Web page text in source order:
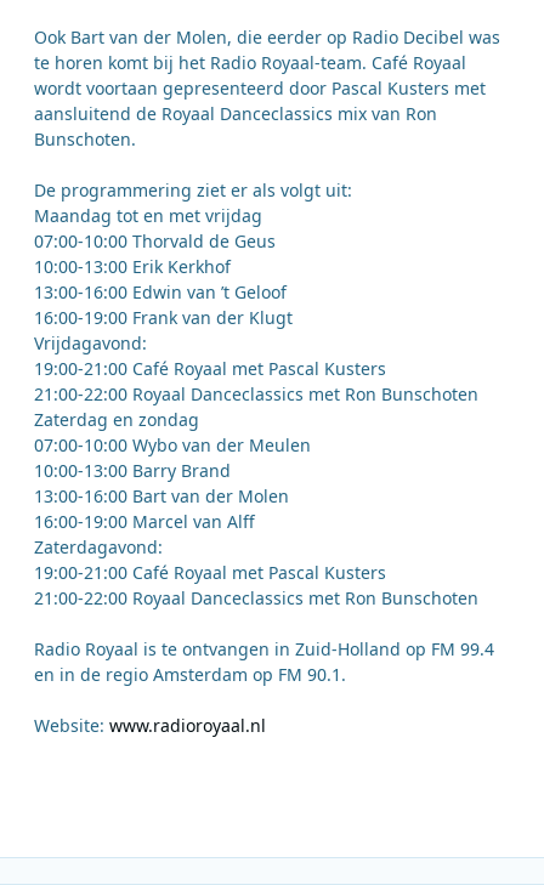
Ook Bart van der Molen, die eerder op Radio Decibel was
te horen komt bij het Radio Royaal-team. Café Royaal
wordt voortaan gepresenteerd door Pascal Kusters met
aansluitend de Royaal Danceclassics mix van Ron
Bunschoten.
De programmering ziet er als volgt uit:
Maandag tot en met vrijdag
07:00-10:00 Thorvald de Geus
10:00-13:00 Erik Kerkhof
13:00-16:00 Edwin van ’t Geloof
16:00-19:00 Frank van der Klugt
Vrijdagavond:
19:00-21:00 Café Royaal met Pascal Kusters
21:00-22:00 Royaal Danceclassics met Ron Bunschoten
Zaterdag en zondag
07:00-10:00 Wybo van der Meulen
10:00-13:00 Barry Brand
13:00-16:00 Bart van der Molen
16:00-19:00 Marcel van Alff
Zaterdagavond:
19:00-21:00 Café Royaal met Pascal Kusters
21:00-22:00 Royaal Danceclassics met Ron Bunschoten
Radio Royaal is te ontvangen in Zuid-Holland op FM 99.4
en in de regio Amsterdam op FM 90.1.
Website: www.radioroyaal.nl